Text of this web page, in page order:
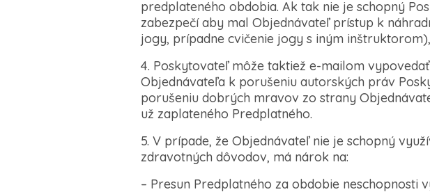
predplateného obdobia. Ak tak nie je schopný
zabezpečí aby mal Objednávateľ prístup k
jogy, prípadne cvičenie jogy s iným
4. Poskytovateľ môže taktiež e-mailom
Objednávateľa k porušeniu autorských práv
porušeniu dobrých mravov zo strany
už zaplateného Predplatného.
5. V prípade, že Objednávateľ nie je schopný
zdravotných dôvodov, má nárok na:
– Presun Predplatného za obdobie